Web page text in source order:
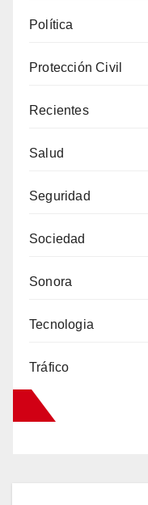
Política
Protección Civil
Recientes
Salud
Seguridad
Sociedad
Sonora
Tecnologia
Tráfico